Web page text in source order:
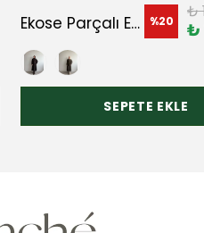
Ekose Parçalı Etek %20 ₺
₺
SEPETE EKLE